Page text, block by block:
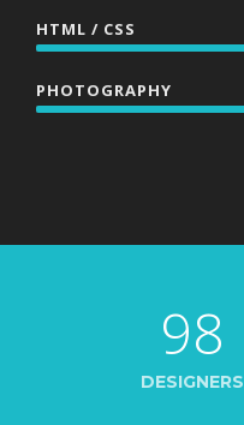
HTML / CSS
PHOTOGRAPHY
98
DESIGNERS